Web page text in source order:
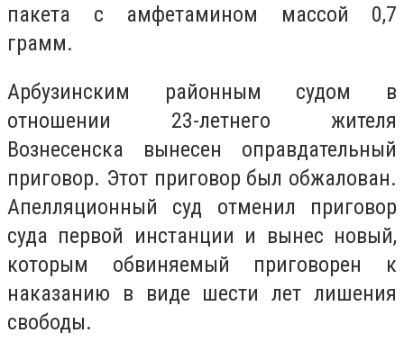
пакета с амфетамином массой 0,7
грамм.
Арбузинским районным судом в
отношении 23-летнего жителя
Вознесенска вынесен оправдательный
приговор. Этот приговор был обжалован.
Апелляционный суд отменил приговор
суда первой инстанции и вынес новый,
которым обвиняемый приговорен к
наказанию в виде шести лет лишения
свободы.